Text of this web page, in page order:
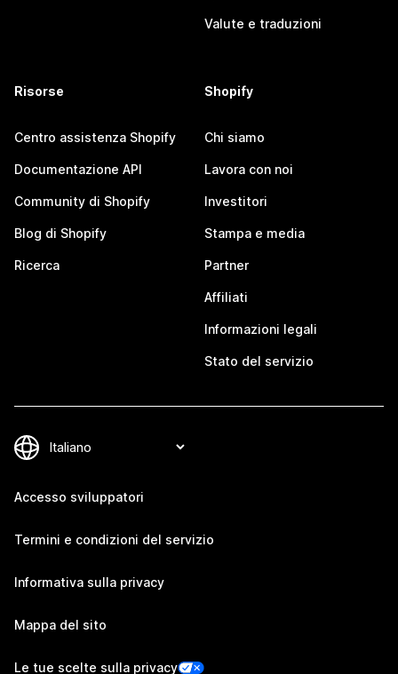
Valute e traduzioni
Risorse
Centro assistenza Shopify
Documentazione API
Community di Shopify
Blog di Shopify
Ricerca
Shopify
Chi siamo
Lavora con noi
Investitori
Stampa e media
Partner
Affiliati
Informazioni legali
Stato del servizio
Accesso sviluppatori
Termini e condizioni del servizio
Informativa sulla privacy
Mappa del sito
Le tue scelte sulla privacy